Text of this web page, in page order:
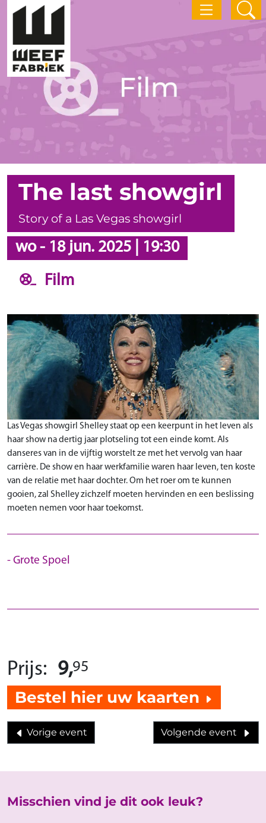
The last showgirl
Story of a Las Vegas showgirl
wo- 18 jun. 2025| 19:30
Film
Las Vegas showgirl Shelley staat op een keerpunt in het leven als
haar show na dertig jaar plotseling tot een einde komt. Als
danseres van in de vijftig worstelt ze met het vervolg van haar
carrière. De show en haar werkfamilie waren haar leven, ten koste
van de relatie met haar dochter. Om het roer om te kunnen
gooien, zal Shelley zichzelf moeten hervinden en een beslissing
moeten nemen voor haar toekomst.
Grote Spoel
Prijs: 9,95
Bestel hier uw kaarten
Vorige event Volgende event
Misschien vind je dit ook leuk?